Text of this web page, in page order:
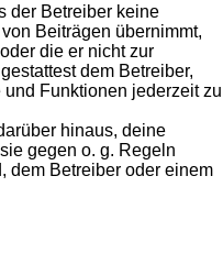
der Betreiber keine
Beiträgen übernimmt,
die er nicht zur
dem Betreiber,
Funktionen jederzeit zu
hinaus, deine
gegen o. g. Regeln
dem Betreiber oder einem